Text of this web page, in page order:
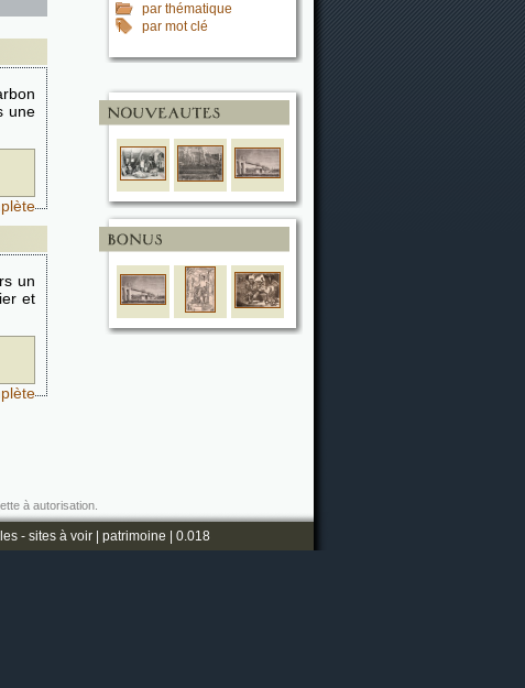
par thématique
par mot clé
une
un
et
à autorisation.
- sites à voir| patrimoine | 0.018